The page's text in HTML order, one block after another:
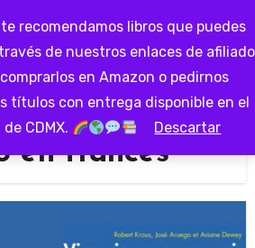
recomendamos libros que puedes
de nuestros enlaces de afiliado
en Amazon o pedirnos
títulos con entrega disponible en el
CDMX.
Descartar
en francés